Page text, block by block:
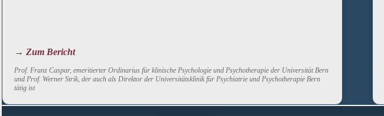
→ Zum Bericht
Prof. Franz Caspar, emeritierter Ordinarius für klinische Psychologie und Psychotherapie der Universität Bern
und Prof. Werner Strik, der auch als Direktor der Universitätsklinik für Psychiatrie und Psychotherapie Bern
tätig ist